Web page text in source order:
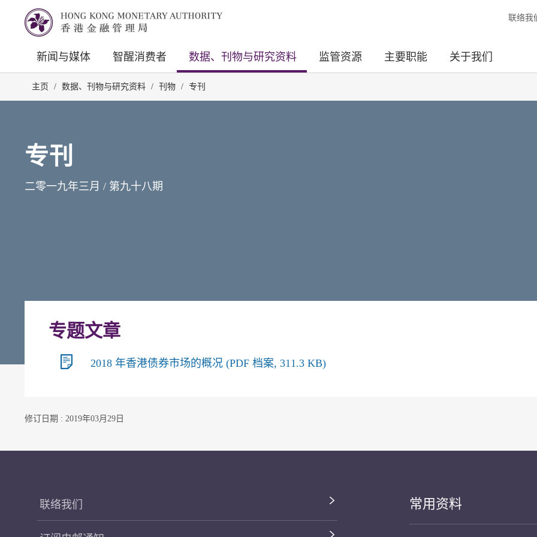
联络我
新闻与媒体 智醒消费者 数据、刊物与研究资料 监管资源 主要职能 关于我们
主页 / 数据、刊物与研究资料 / 刊物 / 专刊
专刊
二零一九年三月 / 第九十八期
专题文章
2018 年香港债券市场的概况 (PDF 档案, 311.3 KB)
修订日期 : 2019年03月29日
联络我们 常用资料